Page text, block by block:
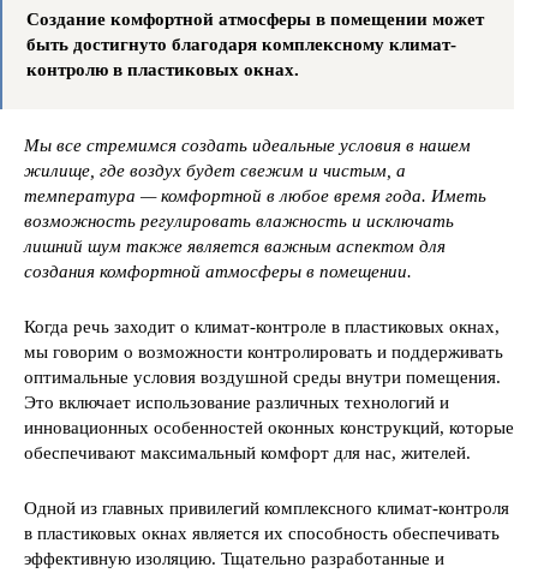
Создание комфортной атмосферы в помещении может
быть достигнуто благодаря комплексному климат-
контролю в пластиковых окнах.
Мы все стремимся создать идеальные условия в нашем
жилище, где воздух будет свежим и чистым, а
температура — комфортной в любое время года. Иметь
возможность регулировать влажность и исключать
лишний шум также является важным аспектом для
создания комфортной атмосферы в помещении.
Когда речь заходит о климат-контроле в пластиковых окнах,
мы говорим о возможности контролировать и поддерживать
оптимальные условия воздушной среды внутри помещения.
Это включает использование различных технологий и
инновационных особенностей оконных конструкций, которые
обеспечивают максимальный комфорт для нас, жителей.
Одной из главных привилегий комплексного климат-контроля
в пластиковых окнах является их способность обеспечивать
эффективную изоляцию. Тщательно разработанные и